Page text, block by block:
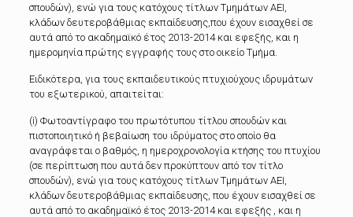
σπουδών), ενώ για τους κατόχους τίτλων Τμημάτων ΑΕΙ,
κλάδων δευτεροβάθμιας εκπαίδευσης,που έχουν εισαχθεί σε
αυτά από το ακαδημαϊκό έτος 2013-2014 και εφεξής, και η
ημερομηνία πρώτης εγγραφής τους στο οικείο Τμήμα.
Ειδικότερα, για τους εκπαιδευτικούς πτυχιούχους ιδρυμάτων
του εξωτερικού, απαιτείται:
(i) Φωτοαντίγραφο του πρωτότυπου τίτλου σπουδών και
πιστοποιητικό ή βεβαίωση του ιδρύματος στο οποίο θα
αναγράφεται ο βαθμός, η ημεροχρονολογία κτήσης του πτυχίου
(σε περίπτωση που αυτά δεν προκύπτουν από τον τίτλο
σπουδών), ενώ για τους κατόχους τίτλων Τμημάτων ΑΕΙ,
κλάδων δευτεροβάθμιας εκπαίδευσης, που έχουν εισαχθεί σε
αυτά από το ακαδημαϊκό έτος 2013-2014 και εφεξής , και η